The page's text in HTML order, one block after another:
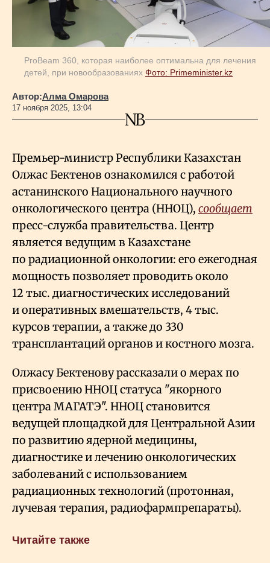
Исследования
Люди
Life & Arts
Все новости
ProBeam 360, которая наиболее оптимальна для лечения
детей, при новообразованиях Фото: Primeminister.kz
Автор:Алма Омарова
17 ноября 2025, 13:04
Премьер-министр Республики Казахстан
Олжас Бектенов ознакомился с работой
астанинского Национального научного
онкологического центра (ННОЦ), сообщает
пресс-служба правительства. Центр
является ведущим в Казахстане
по радиационной онкологии: его ежегодная
мощность позволяет проводить около
12 тыс. диагностических исследований
и оперативных вмешательств, 4 тыс.
курсов терапии, а также до 330
трансплантаций органов и костного мозга.
Олжасу Бектенову рассказали о мерах по
присвоению ННОЦ статуса "якорного
центра МАГАТЭ". ННОЦ становится
ведущей площадкой для Центральной Азии
по развитию ядерной медицины,
диагностике и лечению онкологических
заболеваний с использованием
радиационных технологий (протонная,
лучевая терапия, радиофармпрепараты).
Читайте также